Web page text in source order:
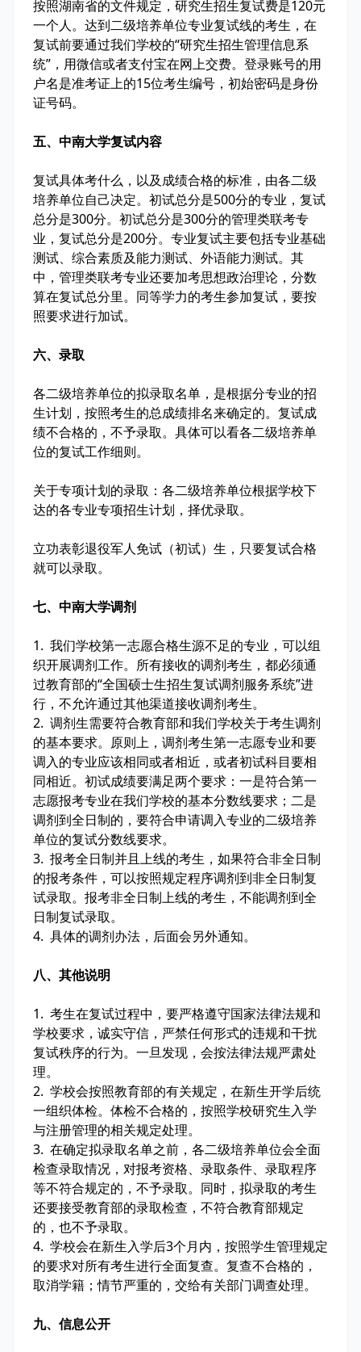
按照湖南省的文件规定，研究生招生复试费是120元
一个人。达到二级培养单位专业复试线的考生，在
复试前要通过我们学校的“研究生招生管理信息系
统”，用微信或者支付宝在网上交费。登录账号的用
户名是准考证上的15位考生编号，初始密码是身份
证号码。
五、中南大学复试内容
复试具体考什么，以及成绩合格的标准，由各二级
培养单位自己决定。初试总分是500分的专业，复试
总分是300分。初试总分是300分的管理类联考专
业，复试总分是200分。专业复试主要包括专业基础
测试、综合素质及能力测试、外语能力测试。其
中，管理类联考专业还要加考思想政治理论，分数
算在复试总分里。同等学力的考生参加复试，要按
照要求进行加试。
六、录取
各二级培养单位的拟录取名单，是根据分专业的招
生计划，按照考生的总成绩排名来确定的。复试成
绩不合格的，不予录取。具体可以看各二级培养单
位的复试工作细则。
关于专项计划的录取：各二级培养单位根据学校下
达的各专业专项招生计划，择优录取。
立功表彰退役军人免试（初试）生，只要复试合格
就可以录取。
七、中南大学调剂
1. 我们学校第一志愿合格生源不足的专业，可以组
织开展调剂工作。所有接收的调剂考生，都必须通
过教育部的“全国硕士生招生复试调剂服务系统”进
行，不允许通过其他渠道接收调剂考生。
2. 调剂生需要符合教育部和我们学校关于考生调剂
的基本要求。原则上，调剂考生第一志愿专业和要
调入的专业应该相同或者相近，或者初试科目要相
同相近。初试成绩要满足两个要求：一是符合第一
志愿报考专业在我们学校的基本分数线要求；二是
调剂到全日制的，要符合申请调入专业的二级培养
单位的复试分数线要求。
3. 报考全日制并且上线的考生，如果符合非全日制
的报考条件，可以按照规定程序调剂到非全日制复
试录取。报考非全日制上线的考生，不能调剂到全
日制复试录取。
4. 具体的调剂办法，后面会另外通知。
八、其他说明
1. 考生在复试过程中，要严格遵守国家法律法规和
学校要求，诚实守信，严禁任何形式的违规和干扰
复试秩序的行为。一旦发现，会按法律法规严肃处
理。
2. 学校会按照教育部的有关规定，在新生开学后统
一组织体检。体检不合格的，按照学校研究生入学
与注册管理的相关规定处理。
3. 在确定拟录取名单之前，各二级培养单位会全面
检查录取情况，对报考资格、录取条件、录取程序
等不符合规定的，不予录取。同时，拟录取的考生
还要接受教育部的录取检查，不符合教育部规定
的，也不予录取。
4. 学校会在新生入学后3个月内，按照学生管理规定
的要求对所有考生进行全面复查。复查不合格的，
取消学籍；情节严重的，交给有关部门调查处理。
九、信息公开